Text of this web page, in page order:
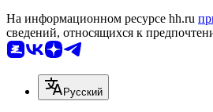
На информационном ресурсе hh.ru
сведений, относящихся к
Русский